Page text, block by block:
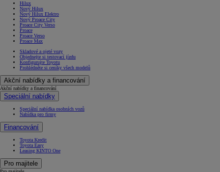
Hilux
Nový Hilux
Nový Hilux Elektro
Nový Proace City
Proace City Verso
Proace
Proace Verso
Proace Max
Skladové a ojeté vozy
Objednejte si testovací jízdu
Konfigurujte Toyotu
Prohlédněte si ceníky všech modelů
Akční nabídky a financování
Akční nabídky a financování
Speciální nabídky
Speciální nabídka osobních vozů
Nabídka pro firmy
Financování
Toyota Kredit
Toyota Easy
Leasing KINTO One
Pro majitele